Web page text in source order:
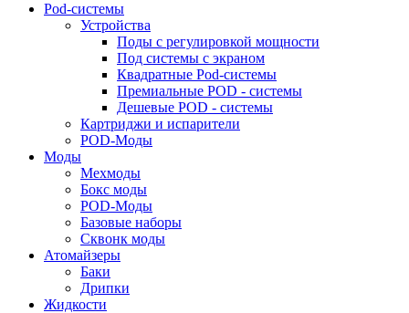
Pod-системы
Устройства
Поды с регулировкой мощности
Под системы с экраном
Квадратные Pod-системы
Премиальные POD - системы
Дешевые POD - системы
Картриджи и испарители
POD-Моды
Моды
Мехмоды
Бокс моды
POD-Моды
Базовые наборы
Сквонк моды
Атомайзеры
Баки
Дрипки
Жидкости